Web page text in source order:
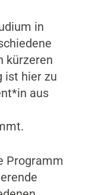
in
kürzeren
ist hier zu
aus
Programm